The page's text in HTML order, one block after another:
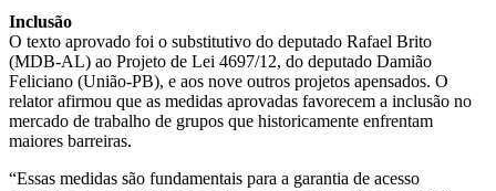
Inclusão
O texto aprovado foi o substitutivo do deputado Rafael Brito
(MDB-AL) ao Projeto de Lei 4697/12, do deputado Damião
Feliciano (União-PB), e aos nove outros projetos apensados. O
relator afirmou que as medidas aprovadas favorecem a inclusão no
mercado de trabalho de grupos que historicamente enfrentam
maiores barreiras.
“Essas medidas são fundamentais para a garantia de acesso